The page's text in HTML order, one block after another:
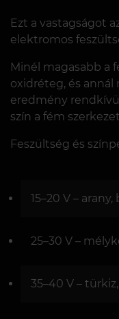
Ezt a vastagságot
elektromos
Minél magasabb a
oxidréteg, és annál
eredmény
szín a fém
Feszültség és
15–20 V – arany,
25–30 V –
35–40 V –